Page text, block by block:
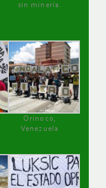
sin minería.
Orinoco,
Venezuela